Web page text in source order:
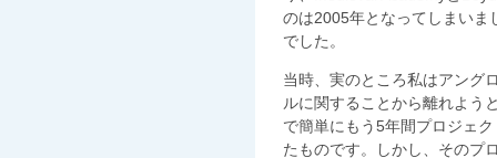
のは2005年となってしまいま
でした。
当時、実のところ私はアング
ルに関することから離れよう
で簡単にもう5年間プロジェ
たものです。しかし、そのプ